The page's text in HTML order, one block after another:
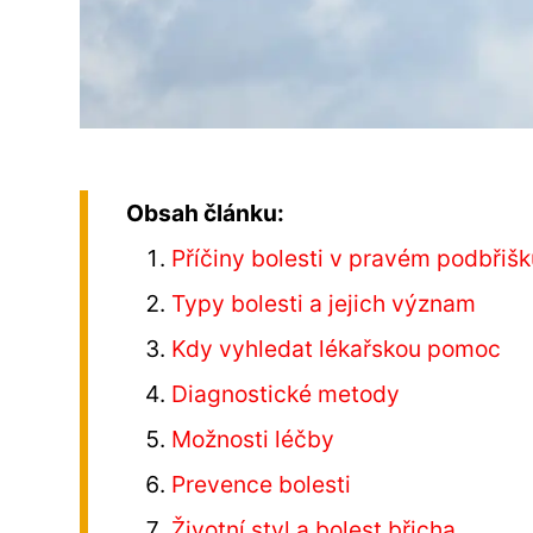
Obsah článku:
Příčiny bolesti v pravém
Typy bolesti a jejich význam
Kdy vyhledat lékařskou pomoc
Diagnostické metody
Možnosti léčby
Prevence bolesti